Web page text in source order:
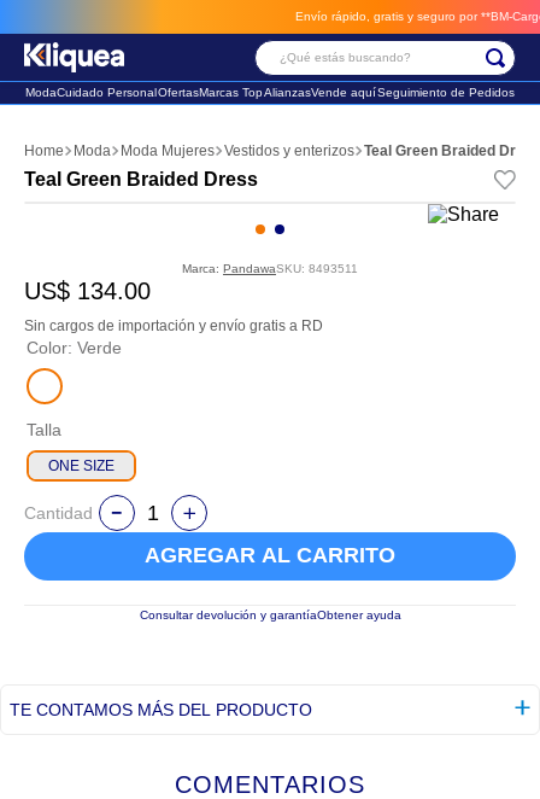
Envío rápido, gratis y seguro por **BM-Cargo** envios a través de
¿Qué estás buscando?
ModaCuidado PersonalOfertasMarcas TopAlianzasVende aquíSeguimiento de Pedidos
Moda Moda Mujeres Vestidos y enterizos Teal Green Braided Dress
Teal Green Braided Dress
Marca: PandawaSKU: 8493511
US$ 134.00
Sin cargos de importación y envío gratis a RD
Color: Verde
Talla
ONE SIZE
Cantidad
AGREGAR AL CARRITO
Consultar devolución y garantíaObtener ayuda
TE CONTAMOS MÁS DEL PRODUCTO
COMENTARIOS